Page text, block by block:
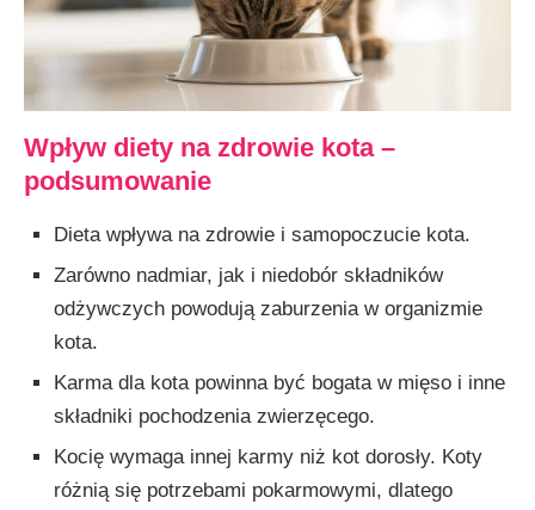
Wpływ diety na zdrowie kota –
podsumowanie
Dieta wpływa na zdrowie i samopoczucie kota.
Zarówno nadmiar, jak i niedobór składników
odżywczych powodują zaburzenia w organizmie
kota.
Karma dla kota powinna być bogata w mięso i inne
składniki pochodzenia zwierzęcego.
Kocię wymaga innej karmy niż kot dorosły. Koty
różnią się potrzebami pokarmowymi, dlatego